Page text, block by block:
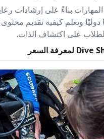
بناءً على إرشادات
وتعلم كيفية تقديم محتوى
على اكتشاف الذات.